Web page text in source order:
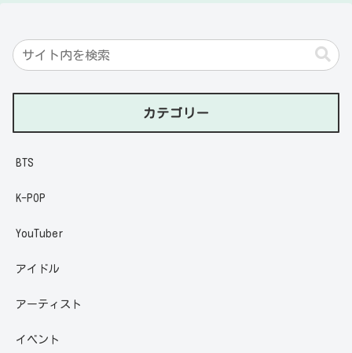
カテゴリー
BTS
K-POP
YouTuber
アイドル
アーティスト
イベント